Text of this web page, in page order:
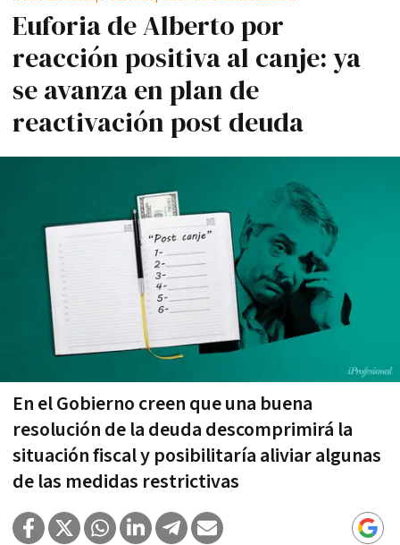
Euforia de Alberto por
reacción positiva al canje: ya
se avanza en plan de
reactivación post deuda
En el Gobierno creen que una buena
resolución de la deuda descomprimirá la
situación fiscal y posibilitaría aliviar algunas
de las medidas restrictivas